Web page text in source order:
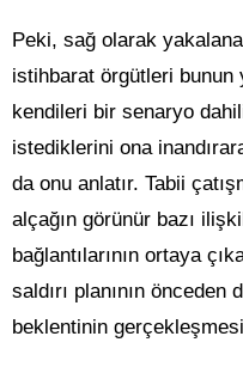
Peki, sağ olarak
istihbarat örgütleri bunun
kendileri bir senaryo
istediklerini ona
da onu anlatır. Tabii
alçağın görünür bazı
bağlantılarının ortaya
saldırı planının
beklentinin